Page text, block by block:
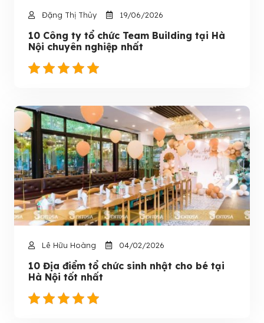
Đặng Thị Thủy 19/06/2026
10 Công ty tổ chức Team Building tại Hà
Nội chuyên nghiệp nhất
Lê Hữu Hoàng 04/02/2026
10 Địa điểm tổ chức sinh nhật cho bé tại
Hà Nội tốt nhất